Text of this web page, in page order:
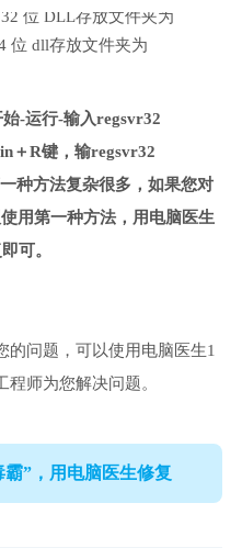
位 DLL存放文件夹为
位 dll存放文件夹为
-运行-输入regsvr32
＋R键，输regsvr32
种方法复杂很多，如果您对
用第一种方法，用电脑医生
可。
的问题，可以使用电脑医生1
师为您解决问题。
”，用电脑医生修复